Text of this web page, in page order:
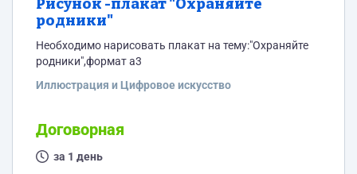
Рисунок -плакат "Охраняйте
родники"
Необходимо нарисовать плакат на тему:"Охраняйте
родники",формат а3
Иллюстрация и Цифровое искусство
Договорная
за 1 день